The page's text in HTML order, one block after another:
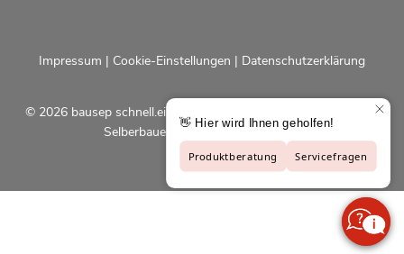
© 2026 bausep schnell.einfach.preiswert - Baustoffe online für
Selberbauer und Profis |bausep.de
Impressum | Cookie-Einstellungen | Datenschutzerklärung